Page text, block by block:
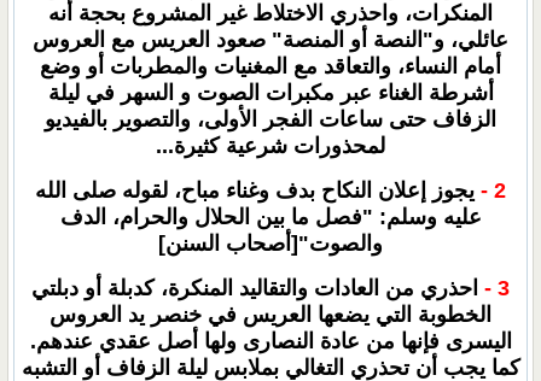
المنكرات، واحذري الاختلاط غير المشروع بحجة أنه
عائلي، و"النصة أو المنصة" صعود العريس مع العروس
أمام النساء، والتعاقد مع المغنيات والمطربات أو وضع
أشرطة الغناء عبر مكبرات الصوت و السهر في ليلة
الزفاف حتى ساعات الفجر الأولى، والتصوير بالفيديو
لمحذورات شرعية كثيرة...
2 -
يجوز إعلان النكاح بدف وغناء مباح، لقوله صلى الله
عليه وسلم: "فصل ما بين الحلال والحرام، الدف
والصوت"[أصحاب السنن]
3 -
احذري من العادات والتقاليد المنكرة، كدبلة أو دبلتي
الخطوبة التي يضعها العريس في خنصر يد العروس
اليسرى فإنها من عادة النصارى ولها أصل عقدي عندهم.
كما يجب أن تحذري التغالي بملابس ليلة الزفاف أو التشبه